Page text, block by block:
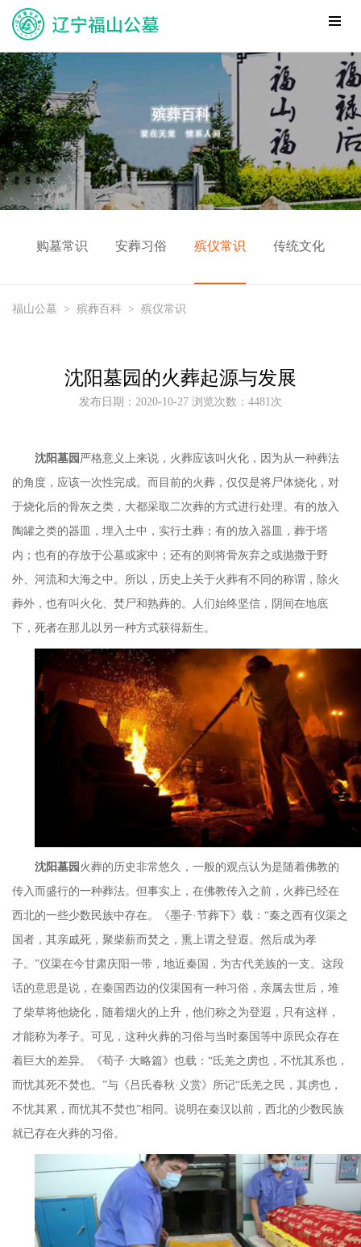
购墓常识 安葬习俗 殡仪常识 传统文化
福山公墓 > 殡葬百科 > 殡仪常识
沈阳墓园的火葬起源与发展
发布日期：2020-10-27 浏览次数：4481次
沈阳墓园 严格意义上来说，火葬应该叫火化，因为从一种葬法
的角度，应该一次性完成。而目前的火葬，仅仅是将尸体烧化，对
于烧化后的骨灰之类，大都采取二次葬的方式进行处理。有的放入
陶罐之类的器皿，埋入土中，实行土葬；有的放入器皿，葬于塔
内；也有的存放于公墓或家中；还有的则将骨灰弃之或抛撒于野
外、河流和大海之中。所以，历史上关于火葬有不同的称谓，除火
葬外，也有叫火化、焚尸和熟葬的。人们始终坚信，阴间在地底
下，死者在那儿以另一种方式获得新生。
沈阳墓园 火葬的历史非常悠久，一般的观点认为是随着佛教的
传入而盛行的一种葬法。但事实上，在佛教传入之前，火葬已经在
西北的一些少数民族中存在。《墨子·节葬下》载：“秦之西有仪渠之
国者，其亲戚死，聚柴薪而焚之，熏上谓之登遐。然后成为孝
子。”仪渠在今甘肃庆阳一带，地近秦国，为古代羌族的一支。这段
话的意思是说，在秦国西边的仪渠国有一种习俗，亲属去世后，堆
了柴草将他烧化，随着烟火的上升，他们称之为登遐，只有这样，
才能称为孝子。可见，这种火葬的习俗与当时秦国等中原民众存在
着巨大的差异。《荀子·大略篇》也载：“氐羌之虏也，不忧其系也，
而忧其死不焚也。”与《吕氏春秋·义赏》所记“氐羌之民，其虏也，
不忧其累，而忧其不焚也”相同。说明在秦汉以前，西北的少数民族
就已存在火葬的习俗。